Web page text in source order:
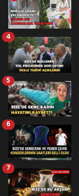
4
5
6
7